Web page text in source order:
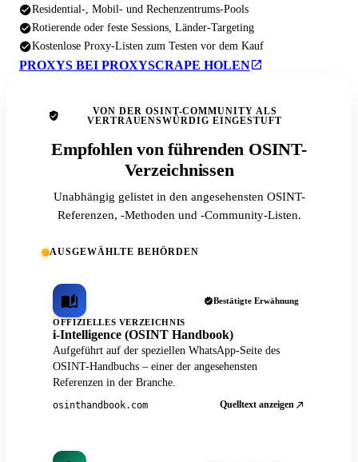
Residential-, Mobil- und Rechenzentrums-Pools
Rotierende oder feste Sessions, Länder-Targeting
Kostenlose Proxy-Listen zum Testen vor dem Kauf
PROXYS BEI PROXYSCRAPE HOLEN
VON DER OSINT-COMMUNITY ALS
VERTRAUENSWÜRDIG EINGESTUFT
Empfohlen von führenden OSINT-
Verzeichnissen
Unabhängig gelistet in den angesehensten OSINT-
Referenzen, -Methoden und -Community-Listen.
AUSGEWÄHLTE BEHÖRDEN
Bestätigte Erwähnung
OFFIZIELLES VERZEICHNIS
i-Intelligence (OSINT Handbook)
Aufgeführt auf der speziellen WhatsApp-Seite des
OSINT-Handbuchs – einer der angesehensten
Referenzen in der Branche.
osinthandbook.com Quelltext anzeigen